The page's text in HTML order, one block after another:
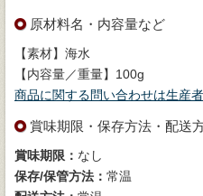
原材料名・内容量など
【素材】海水
【内容量／重量】100g
商品に関する問い合わせは生産
賞味期限・保存方法・配送
賞味期限： なし
保存/保管方法： 常温